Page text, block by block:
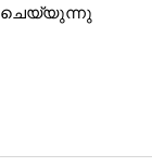
ചെയ്യുന്നു